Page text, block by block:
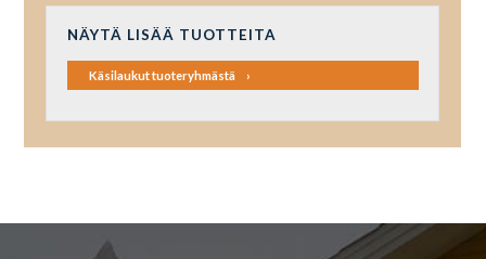
NÄYTÄ LISÄÄ TUOTTEITA
Käsilaukut tuoteryhmästä